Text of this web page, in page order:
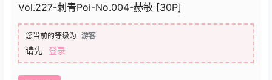
Vol.227-刺青Poi-No.004-赫敏 [30P]
您当前的等级为 游客
请先 登录